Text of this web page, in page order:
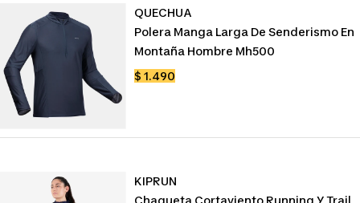
QUECHUA
Polera Manga Larga De Senderismo En
Montaña Hombre Mh500
Precio
$ 1.490
KIPRUN
Chaqueta Cortaviento Running Y Trail